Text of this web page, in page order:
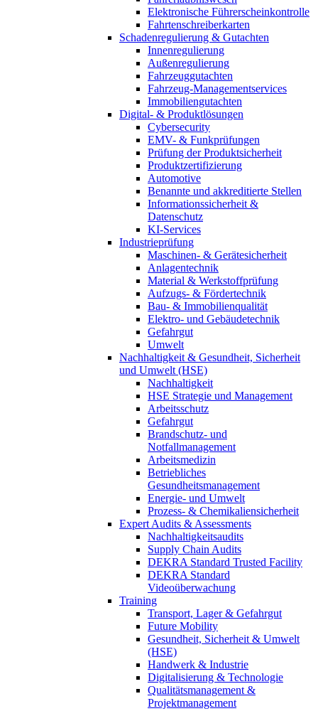
Elektronische Führerscheinkontrolle
Fahrtenschreiberkarten
Schadenregulierung & Gutachten
Innenregulierung
Außenregulierung
Fahrzeuggutachten
Fahrzeug-Managementservices
Immobiliengutachten
Digital- & Produktlösungen
Cybersecurity
EMV- & Funkprüfungen
Prüfung der Produktsicherheit
Produktzertifizierung
Automotive
Benannte und akkreditierte Stellen
Informationssicherheit &
Datenschutz
KI-Services
Industrieprüfung
Maschinen- & Gerätesicherheit
Anlagentechnik
Material & Werkstoffprüfung
Aufzugs- & Fördertechnik
Bau- & Immobilienqualität
Elektro- und Gebäudetechnik
Gefahrgut
Umwelt
Nachhaltigkeit & Gesundheit, Sicherheit
und Umwelt (HSE)
Nachhaltigkeit
HSE Strategie und Management
Arbeitsschutz
Gefahrgut
Brandschutz- und
Notfallmanagement
Arbeitsmedizin
Betriebliches
Gesundheitsmanagement
Energie- und Umwelt
Prozess- & Chemikaliensicherheit
Expert Audits & Assessments
Nachhaltigkeitsaudits
Supply Chain Audits
DEKRA Standard Trusted Facility
DEKRA Standard
Videoüberwachung
Training
Transport, Lager & Gefahrgut
Future Mobility
Gesundheit, Sicherheit & Umwelt
(HSE)
Handwerk & Industrie
Digitalisierung & Technologie
Qualitätsmanagement &
Projektmanagement